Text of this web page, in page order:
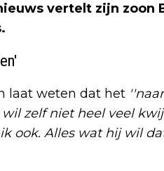
vertelt zijn zoon
laat weten dat het
zelf niet heel veel
ook. Alles wat hij wil